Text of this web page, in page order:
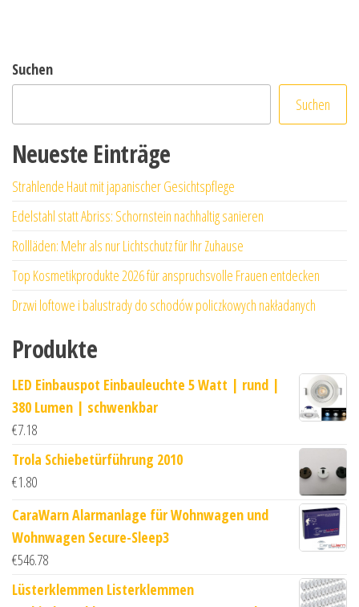
Suchen
Suchen
Neueste Einträge
Strahlende Haut mit japanischer Gesichtspflege
Edelstahl statt Abriss: Schornstein nachhaltig sanieren
Rollläden: Mehr als nur Lichtschutz für Ihr Zuhause
Top Kosmetikprodukte 2026 für anspruchsvolle Frauen entdecken
Drzwi loftowe i balustrady do schodów policzkowych nakładanych
Produkte
LED Einbauspot Einbauleuchte 5 Watt | rund |
380 Lumen | schwenkbar
€7.18
Trola Schiebetürführung 2010
€1.80
CaraWarn Alarmanlage für Wohnwagen und
Wohnwagen Secure-Sleep3
€546.78
Lüsterklemmen Listerklemmen